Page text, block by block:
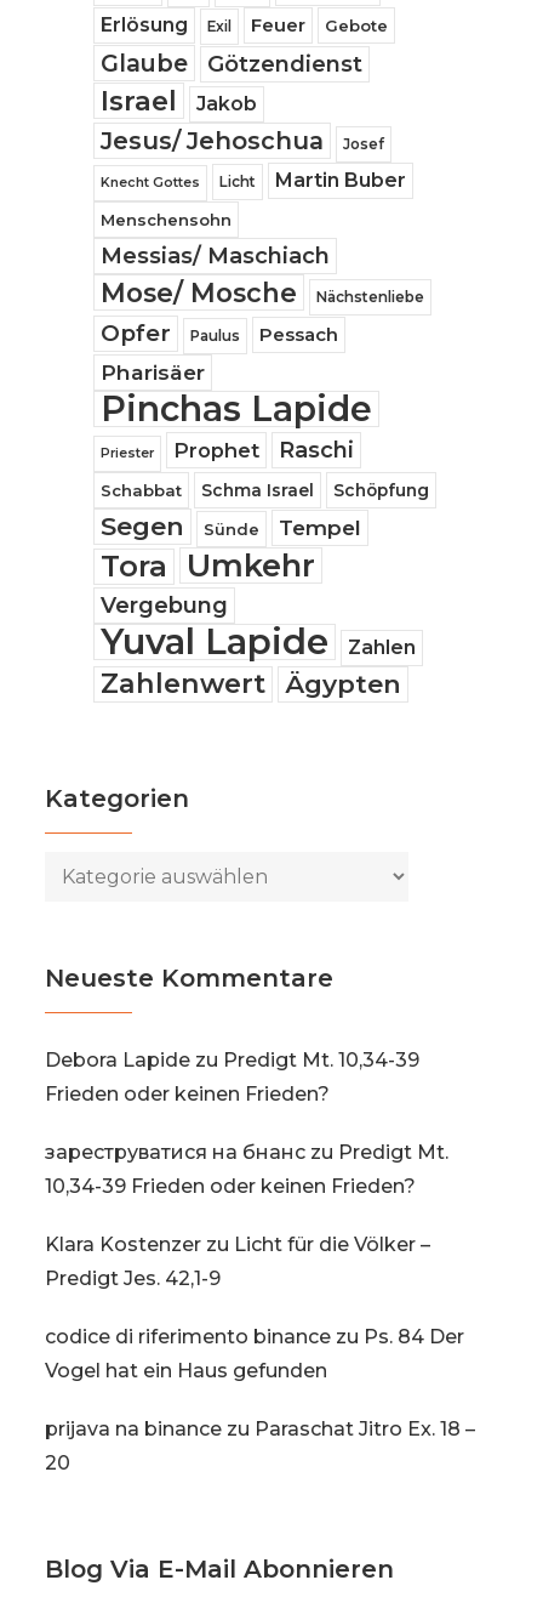
Erlösung Exil Feuer Gebote
Glaube Götzendienst
Israel Jakob
Jesus/ Jehoschua Josef
Knecht Gottes Licht Martin Buber
Menschensohn
Messias/ Maschiach
Mose/ Mosche Nächstenliebe
Opfer Paulus Pessach
Pharisäer
Pinchas Lapide
Priester Prophet Raschi
Schabbat Schma Israel Schöpfung
Segen Sünde Tempel
Tora Umkehr
Vergebung
Yuval Lapide Zahlen
Zahlenwert Ägypten
Kategorien
Kategorien
Neueste Kommentare
Debora Lapide zu Predigt Mt. 10,34-39
Frieden oder keinen Frieden?
зареструватися на бнанс zu Predigt Mt.
10,34-39 Frieden oder keinen Frieden?
Klara Kostenzer zu Licht für die Völker –
Predigt Jes. 42,1-9
codice di riferimento binance zu Ps. 84 Der
Vogel hat ein Haus gefunden
prijava na binance zu Paraschat Jitro Ex. 18 –
20
Blog Via E-Mail Abonnieren